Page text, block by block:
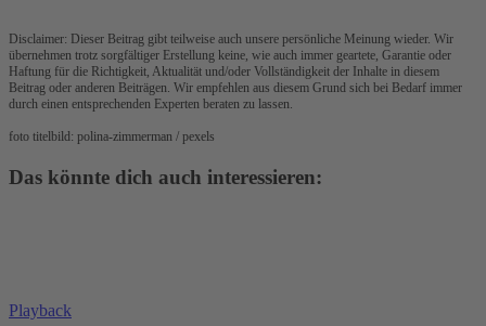
Disclaimer: Dieser Beitrag gibt teilweise auch unsere persönliche Meinung wieder. Wir
übernehmen trotz sorgfältiger Erstellung keine, wie auch immer geartete, Garantie oder
Haftung für die Richtigkeit, Aktualität und/oder Vollständigkeit der Inhalte in diesem
Beitrag oder anderen Beiträgen. Wir empfehlen aus diesem Grund sich bei Bedarf immer
durch einen entsprechenden Experten beraten zu lassen.
foto titelbild: polina-zimmerman / pexels
Das könnte dich auch interessieren:
Playback